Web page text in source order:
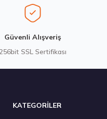
Michelin 295/80R22.5 X
14.267,00 ₺
Güvenli Alışveriş
SSL Sertifikası
KATEGORİLER